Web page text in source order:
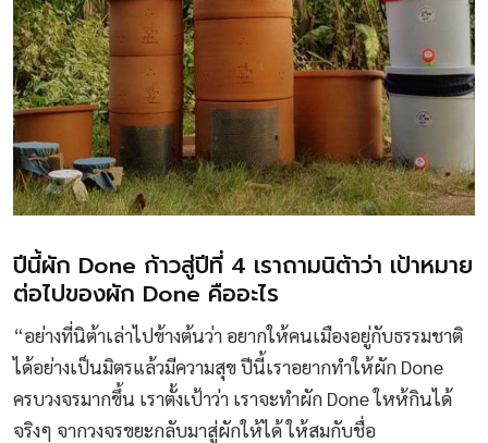
ปีนี้ผัก Done ก้าวสู่ปีที่ 4 เราถามนิต้าว่า เป้าหมาย
ต่อไปของผัก Done คืออะไร
“อย่างที่นิต้าเล่าไปข้างต้นว่า อยากให้คนเมืองอยู่กับธรรมชาติ
ได้อย่างเป็นมิตรแล้วมีความสุข ปีนี้เราอยากทำให้ผัก Done
ครบวงจรมากขึ้น เราตั้งเป้าว่า เราจะทำผัก Done ใหห้กินได้
จริงๆ จากวงจรขยะกลับมาสู่ผักให้ได้ ให้สมกับชื่อ